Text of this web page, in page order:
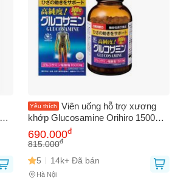
Yêu thích
Viên uống hỗ trợ xương
khớp Glucosamine Orihiro 1500mg
- 900 viên Nhật Bản, cải thiện sức
khỏe khớp và vận động hiệu quả.
690.000đ
815.000đ
5 14k+ Đã bán
Hà Nội